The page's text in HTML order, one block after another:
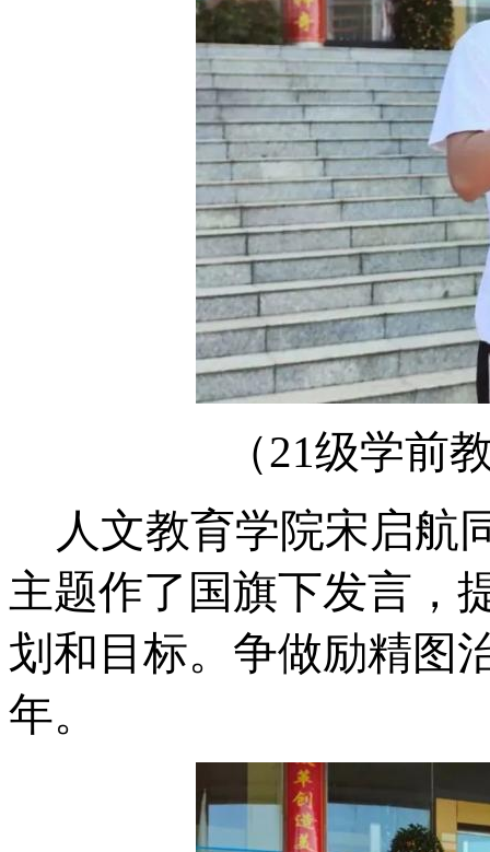
（21级学前
人文教育学院宋启航
主题作了国旗下发言，
划和目标。争做励精图
年。